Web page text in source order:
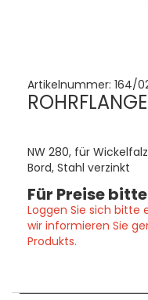
Artikelnummer: 164/
NW 280, für
Bord, Stahl verzinkt
Für Preise
Loggen Sie sich bitte
wir informieren Sie
Produkts.